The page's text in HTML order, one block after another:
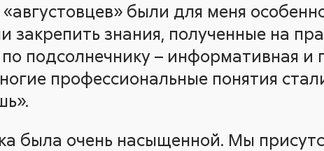
были для меня
закрепить знания, полученные на
подсолнечнику – информативная и
профессиональные понятия
была очень насыщенной. Мы